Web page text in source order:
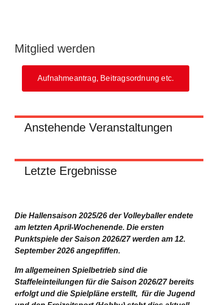
Mitglied werden
Aufnahmeantrag, Beitragsordnung etc.
Anstehende Veranstaltungen
Letzte Ergebnisse
Die Hallensaison 2025/26 der Volleyballer endete
am letzten April-Wochenende. Die ersten
Punktspiele der Saison 2026/27 werden am 12.
September 2026 angepfiffen.
Im allgemeinen Spielbetrieb sind die
Staffeleinteilungen für die Saison 2026/27 bereits
erfolgt und die Spielpläne erstellt, für die Jugend